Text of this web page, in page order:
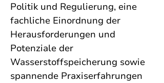
Politik und Regulierung, eine
fachliche Einordnung der
Herausforderungen und
Potenziale der
Wasserstoffspeicherung sowie
spannende Praxiserfahrungen